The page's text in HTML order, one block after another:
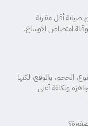
أقل مقارنة
امتصاص الأوساخ.
والموقع، لكنها
وتكلفة أعلى